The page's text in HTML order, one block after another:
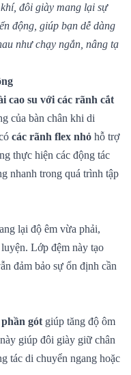
đôi giày mang lại sự
động, giúp bạn dễ dàng
như chạy ngắn, nâng tạ
cao su với các rãnh cắt
của bàn chân khi di
các rãnh flex nhỏ hỗ trợ
thực hiện các động tác
nhanh trong quá trình tập
lại độ êm vừa phải,
Lớp đệm này tạo
đảm bảo sự ổn định cần
gót giúp tăng độ ôm
giúp đôi giày giữ chân
tác di chuyển ngang hoặc